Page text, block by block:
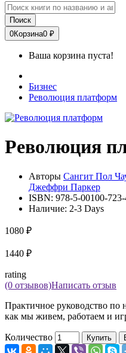
Поиск
0Корзина0 ₽
Ваша корзина пуста!
Бизнес
Революция платформ
Революция
Авторы Сангит Пол
Джеффри Паркер
ISBN: 978-5-00100-
Наличие: 2-3 Days
1080 ₽
1440 ₽
rating
(0 отзывов)Написать отзыв
Практичное руководство
как мы живем, работаем и
Количество Купить